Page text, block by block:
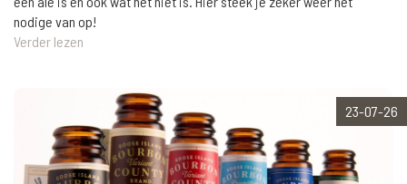
nodige van op!
Verder lezen
23-07-26